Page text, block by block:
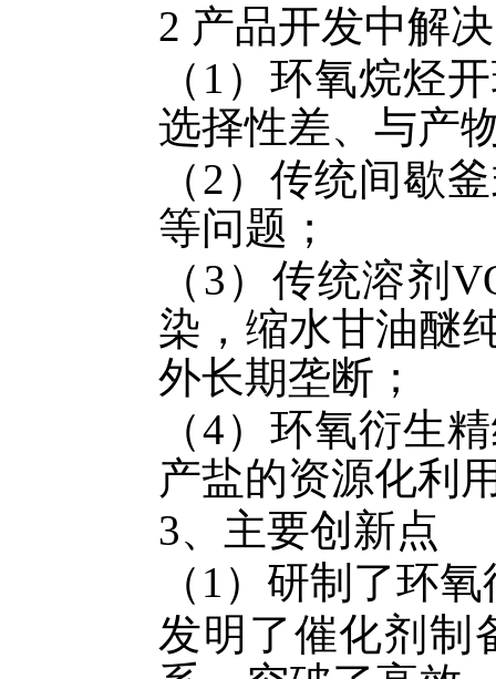
2 产品开发中解
（ 1 ）环氧烷烃
选择性差、与产
（2 ）传统间歇
等问题；
（ 3 ）传统溶剂
染，缩水甘油醚
外长期垄断；
（4）环氧衍生
产盐的资源化利
3、主要创新点
（ 1 ）研制了环
发明了催化剂制